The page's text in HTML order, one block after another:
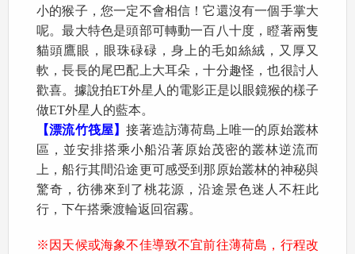
小的猴子，您一定不會相信！它還沒有一個手掌大
呢。最大特色是頭部可轉動一百八十度，瞪著兩隻
貓頭鷹眼，眼珠碌碌，身上的毛如絲絨，又厚又
軟，長長的尾巴配上大耳朵，十分趣怪，也很討人
歡喜。據說拍ET外星人的電影正是以眼鏡猴的樣子
做ET外星人的藍本。
【漂流竹筏屋】接著造訪薄荷島上唯一的原始叢林
區，並安排搭乘小船沿著原始茂密的叢林逆流而
上，船行其間沿途更可感受到那原始叢林的神秘與
驚奇，彷彿來到了桃花源，沿途景色迷人不枉此
行，下午搭乘渡輪返回宿霧。
※因天候或海象不佳導致不宜前往薄荷島，行程改